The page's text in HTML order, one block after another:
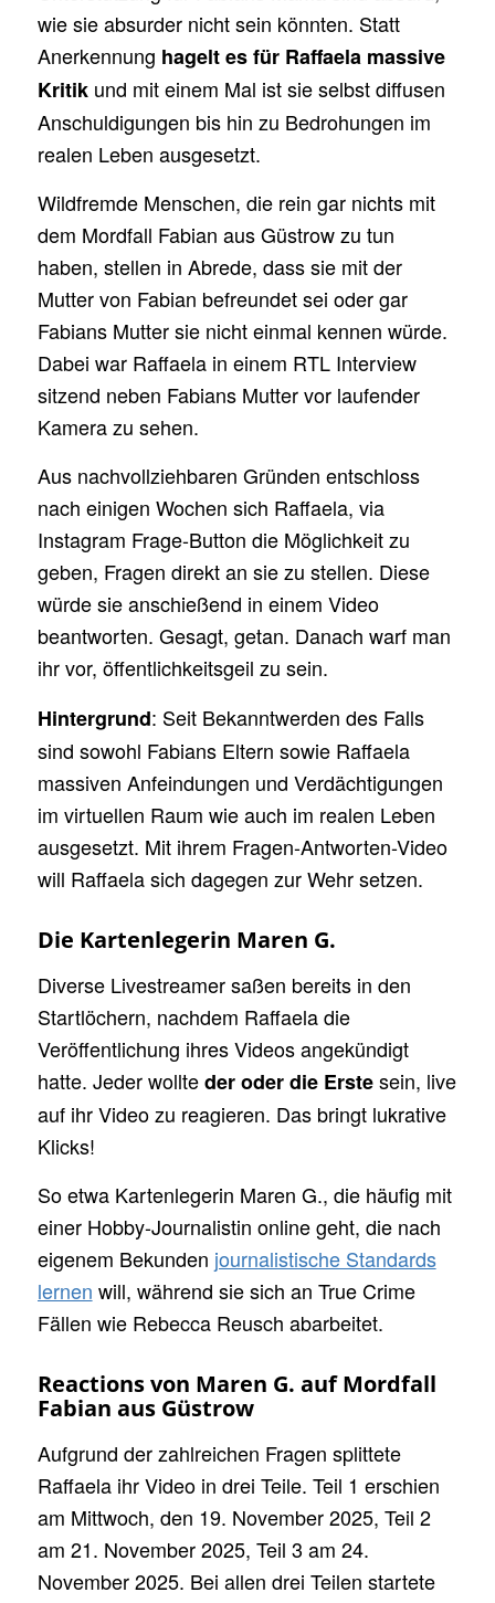
wie sie absurder nicht sein könnten. Statt
Anerkennung hagelt es für Raffaela massive
Kritikund mit einem Mal ist sie selbst diffusen
Anschuldigungen bis hin zu Bedrohungen im
realen Leben ausgesetzt.
Wildfremde Menschen, die rein gar nichts mit
dem Mordfall Fabian aus Güstrow zu tun
haben, stellen in Abrede, dass sie mit der
Mutter von Fabian befreundet sei oder gar
Fabians Mutter sie nicht einmal kennen würde.
Dabei war Raffaela in einem RTL Interview
sitzend neben Fabians Mutter vor laufender
Kamera zu sehen.
Aus nachvollziehbaren Gründen entschloss
nach einigen Wochen sich Raffaela, via
Instagram Frage-Button die Möglichkeit zu
geben, Fragen direkt an sie zu stellen. Diese
würde sie anschießend in einem Video
beantworten. Gesagt, getan. Danach warf man
ihr vor, öffentlichkeitsgeil zu sein.
Hintergrund: Seit Bekanntwerden des Falls
sind sowohl Fabians Eltern sowie Raffaela
massiven Anfeindungen und Verdächtigungen
im virtuellen Raum wie auch im realen Leben
ausgesetzt. Mit ihrem Fragen-Antworten-Video
will Raffaela sich dagegen zur Wehr setzen.
Die Kartenlegerin Maren G.
Diverse Livestreamer saßen bereits in den
Startlöchern, nachdem Raffaela die
Veröffentlichung ihres Videos angekündigt
hatte. Jeder wollteder oder die Erstesein, live
auf ihr Video zu reagieren. Das bringt lukrative
Klicks!
So etwa Kartenlegerin Maren G., die häufig mit
einer Hobby-Journalistin online geht, die nach
eigenem Bekunden journalistische Standards
lernen will, während sie sich an True Crime
Fällen wie Rebecca Reusch abarbeitet.
Reactions von Maren G. auf Mordfall
Fabian aus Güstrow
Aufgrund der zahlreichen Fragen splittete
Raffaela ihr Video in drei Teile. Teil 1 erschien
am Mittwoch, den 19. November 2025, Teil 2
am 21. November 2025, Teil 3 am 24.
November 2025. Bei allen drei Teilen startete